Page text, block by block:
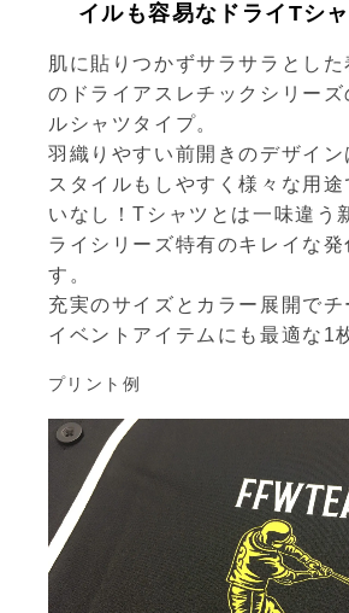
イルも容易なドライTシャ
肌に貼りつかずサラサラとし
のドライアスレチックシリーズ
ルシャツタイプ。
羽織りやすい前開きのデザイン
スタイルもしやすく様々な用途
いなし！Tシャツとは一味違う
ライシリーズ特有のキレイな
す。
充実のサイズとカラー展開で
イベントアイテムにも最適な1
プリント例